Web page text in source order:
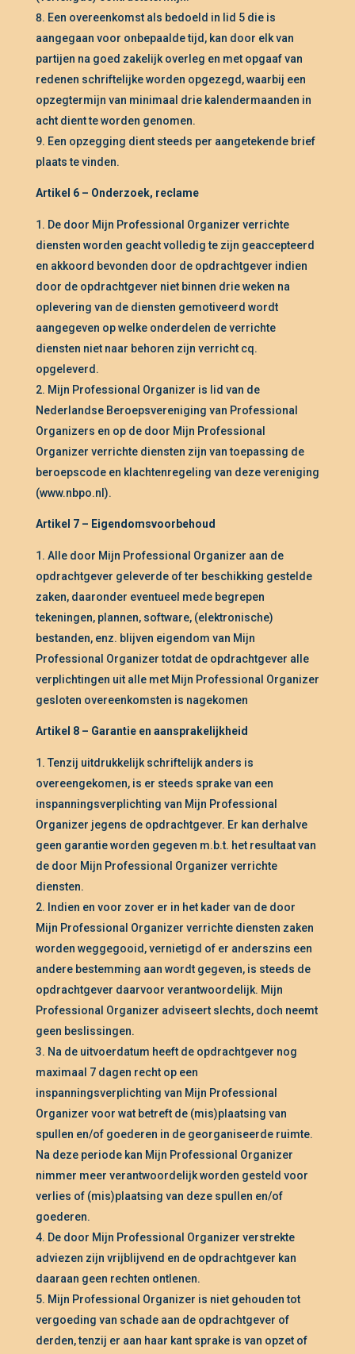
Een overeenkomst als bedoeld in lid 5 die is
aangegaan voor onbepaalde tijd, kan door elk van
partijen na goed zakelijk overleg en met opgaaf van
redenen schriftelijke worden opgezegd, waarbij een
opzegtermijn van minimaal drie kalendermaanden in
acht dient te worden genomen.
Een opzegging dient steeds per aangetekende brief
plaats te vinden.
Artikel 6 – Onderzoek, reclame
De door Mijn Professional Organizer verrichte
diensten worden geacht volledig te zijn geaccepteerd
en akkoord bevonden door de opdrachtgever indien
door de opdrachtgever niet binnen drie weken na
oplevering van de diensten gemotiveerd wordt
aangegeven op welke onderdelen de verrichte
diensten niet naar behoren zijn verricht cq.
opgeleverd.
Mijn Professional Organizer is lid van de
Nederlandse Beroepsvereniging van Professional
Organizers en op de door Mijn Professional
Organizer verrichte diensten zijn van toepassing de
beroepscode en klachtenregeling van deze vereniging
(www.nbpo.nl).
Artikel 7 – Eigendomsvoorbehoud
Alle door Mijn Professional Organizer aan de
opdrachtgever geleverde of ter beschikking gestelde
zaken, daaronder eventueel mede begrepen
tekeningen, plannen, software, (elektronische)
bestanden, enz. blijven eigendom van Mijn
Professional Organizer totdat de opdrachtgever alle
verplichtingen uit alle met Mijn Professional Organizer
gesloten overeenkomsten is nagekomen
Artikel 8 – Garantie en aansprakelijkheid
Tenzij uitdrukkelijk schriftelijk anders is
overeengekomen, is er steeds sprake van een
inspanningsverplichting van Mijn Professional
Organizer jegens de opdrachtgever. Er kan derhalve
geen garantie worden gegeven m.b.t. het resultaat van
de door Mijn Professional Organizer verrichte
diensten.
Indien en voor zover er in het kader van de door
Mijn Professional Organizer verrichte diensten zaken
worden weggegooid, vernietigd of er anderszins een
andere bestemming aan wordt gegeven, is steeds de
opdrachtgever daarvoor verantwoordelijk. Mijn
Professional Organizer adviseert slechts, doch neemt
geen beslissingen.
Na de uitvoerdatum heeft de opdrachtgever nog
maximaal 7 dagen recht op een
inspanningsverplichting van Mijn Professional
Organizer voor wat betreft de (mis)plaatsing van
spullen en/of goederen in de georganiseerde ruimte.
Na deze periode kan Mijn Professional Organizer
nimmer meer verantwoordelijk worden gesteld voor
verlies of (mis)plaatsing van deze spullen en/of
goederen.
De door Mijn Professional Organizer verstrekte
adviezen zijn vrijblijvend en de opdrachtgever kan
daaraan geen rechten ontlenen.
Mijn Professional Organizer is niet gehouden tot
vergoeding van schade aan de opdrachtgever of
derden, tenzij er aan haar kant sprake is van opzet of